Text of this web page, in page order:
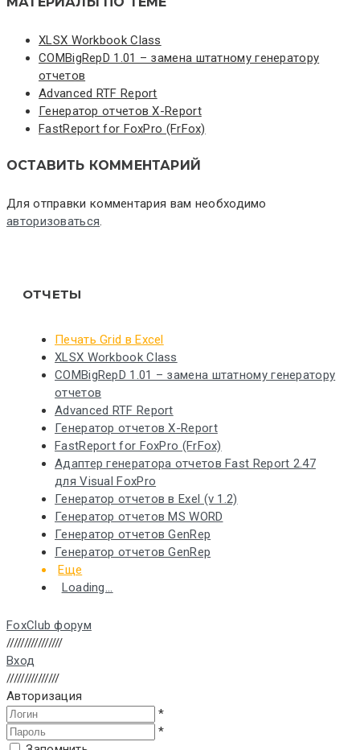
XLSX Workbook Class
COMBigRepD 1.01 – замена штатному генератору
отчетов
Advanced RTF Report
Генератор отчетов X-Report
FastReport for FoxPro (FrFox)
ОСТАВИТЬ КОММЕНТАРИЙ
Для отправки комментария вам необходимо
авторизоваться.
ОТЧЕТЫ
Печать Grid в Excel
XLSX Workbook Class
COMBigRepD 1.01 – замена штатному генератору
отчетов
Advanced RTF Report
Генератор отчетов X-Report
FastReport for FoxPro (FrFox)
Адаптер генератора отчетов Fast Report 2.47
для Visual FoxPro
Генератор отчетов в Exel (v 1.2)
Генератор отчетов MS WORD
Генератор отчетов GenRep
Генератор отчетов GenRep
Еще
Loading...
FoxClub форум
////////////////
Вход
///////////////
Авторизация
*
*